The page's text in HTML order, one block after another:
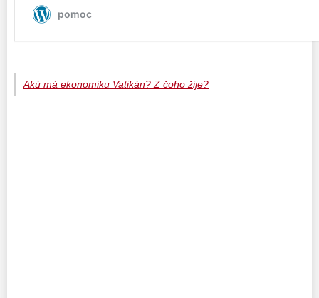
Akú má ekonomiku Vatikán? Z čoho žije?